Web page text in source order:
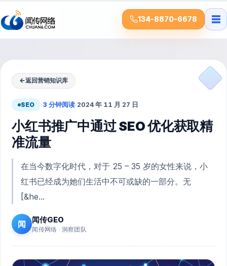
134-8870-6678 ☰
←返回营销知识库
SEO ·3 分钟阅读·2024 年 11 月 27 日
小红书推广中通过 SEO 优化获取精
准流量
在当今数字化时代，对于 25 – 35 岁的女性来说，小
红书已经成为她们生活中不可或缺的一部分。无
[&he...
闻 闻传GEO
闻传网络 · 洞察团队